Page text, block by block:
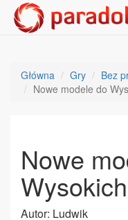
Główna Gry Bez
Nowe modele do
Nowe
Autor: Ludwik